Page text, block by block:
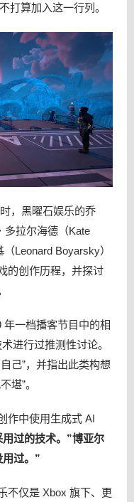
打算加入这一行列。
，黑曜石娱乐的乔
多拉尔海德（Kate
Leonard Boyarsky）
的创作历程，并探讨
一档播客节目中的相
进行过推测性讨论。
己”，并指出此类构想
堪”。
作中使用生成式 AI
过的技术。”博亚尔
过。”
不仅是 Xbox 旗下、更